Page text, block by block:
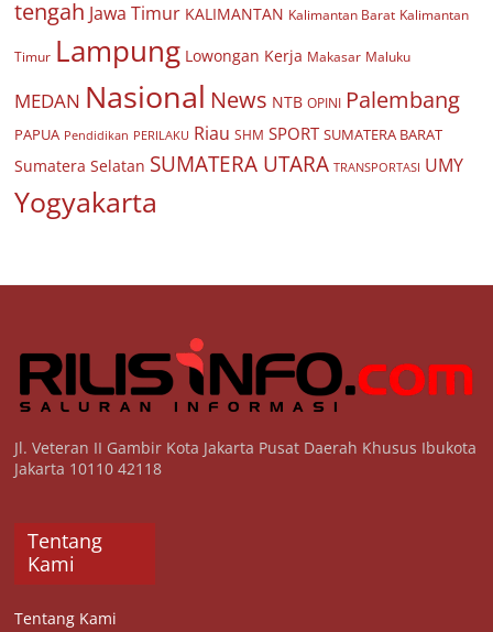
tengah Jawa Timur KALIMANTAN Kalimantan Barat Kalimantan
Timur Lampung Lowongan Kerja Makasar Maluku
MEDAN Nasional News NTB OPINI Palembang
PAPUA Pendidikan PERILAKU Riau SHM SPORT SUMATERA BARAT
Sumatera Selatan SUMATERA UTARA TRANSPORTASI UMY
Yogyakarta
Jl. Veteran II Gambir Kota Jakarta Pusat Daerah Khusus Ibukota
Jakarta 10110 42118
Tentang
Kami
Tentang Kami